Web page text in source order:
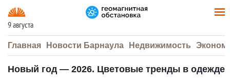
9 августа
Главная Новости Барнаула Недвижимость
Новый год — 2026. Цветовые тренды в одежде